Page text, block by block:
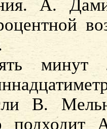
А.
минут
В.